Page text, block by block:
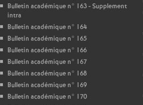
Bulletin académique n° 163 - Supplement
intra
Bulletin académique n° 164
Bulletin académique n° 165
Bulletin académique n° 166
Bulletin académique n° 167
Bulletin académique n° 168
Bulletin académique n° 169
Bulletin académique n° 170